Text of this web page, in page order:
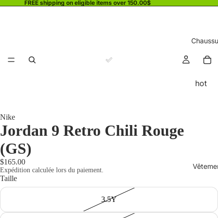
FREE shipping on eligible items over 150.00$
hot
Nike
Jordan 9 Retro Chili Rouge
(GS)
$165.00
Expédition calculée lors du paiement.
Taille
3.5Y